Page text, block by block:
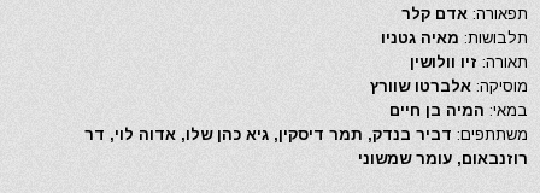
תפאורה: אדם קלר
תלבושות: מאיה גטניו
תאורה: זיו וולושין
מוסיקה: אלברטו שוורץ
במאי: המיה בן חיים
משתתפים: דביר בנדק, תמר דיסקין, גיא כהן שלו, אדוה לוי, דר
רוזנבאום, עומר שמשוני